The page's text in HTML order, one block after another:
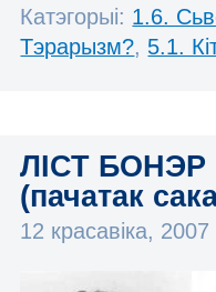
Катэгорыі: 1.6.
Тэрарызм?, 5.1.
ЛІСТ
(пачатак
12 красавіка, 2007